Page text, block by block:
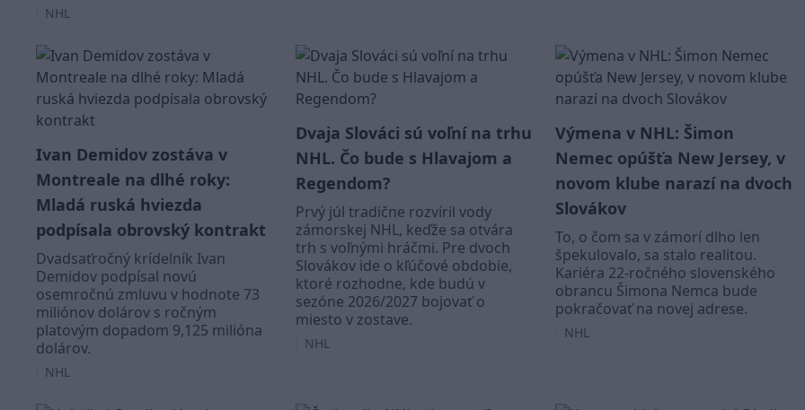
NHL
Ivan Demidov zostáva v
Montreale na dlhé roky:
Mladá ruská hviezda
podpísala obrovský kontrakt
Dvadsaťročný krídelník Ivan
Demidov podpísal novú
osemročnú zmluvu v hodnote 73
miliónov dolárov s ročným
platovým dopadom 9,125 milióna
dolárov.
NHL
Dvaja Slováci sú voľní na trhu
NHL. Čo bude s Hlavajom a
Regendom?
Prvý júl tradične rozvíril vody
zámorskej NHL, keďže sa otvára
trh s voľnými hráčmi. Pre dvoch
Slovákov ide o kľúčové obdobie,
ktoré rozhodne, kde budú v
sezóne 2026/2027 bojovať o
miesto v zostave.
NHL
Výmena v NHL: Šimon
Nemec opúšťa New Jersey, v
novom klube narazí na dvoch
Slovákov
To, o čom sa v zámorí dlho len
špekulovalo, sa stalo realitou.
Kariéra 22-ročného slovenského
obrancu Šimona Nemca bude
pokračovať na novej adrese.
NHL